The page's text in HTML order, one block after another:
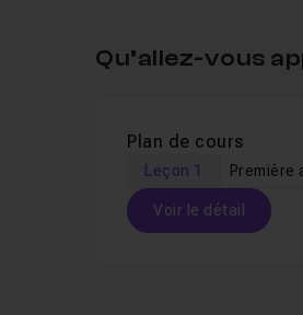
Qu’allez-vous
Plan de cours
Leçon 1
Voir le détail